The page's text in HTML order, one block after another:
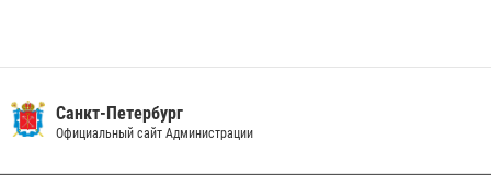
Санкт-Петербург
Официальный сайт Администрации